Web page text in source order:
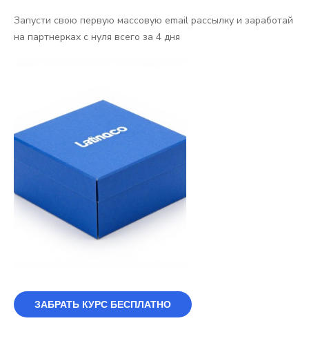
Запусти свою первую массовую email рассылку и заработай
на партнерках с нуля всего за 4 дня
ЗАБРАТЬ КУРС БЕСПЛАТНО